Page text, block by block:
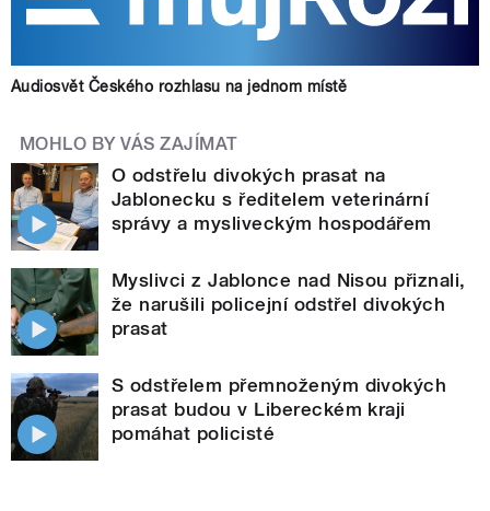
Audiosvět Českého rozhlasu na jednom místě
MOHLO BY VÁS ZAJÍMAT
O odstřelu divokých prasat na
Jablonecku s ředitelem veterinární
správy a mysliveckým hospodářem
Myslivci z Jablonce nad Nisou přiznali,
že narušili policejní odstřel divokých
prasat
S odstřelem přemnoženým divokých
prasat budou v Libereckém kraji
pomáhat policisté